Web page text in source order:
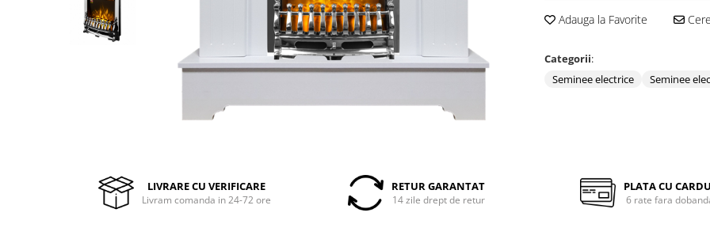
Dezumidificatoare
Aparate de sudura
Adauga la Favorite
Categorii:
Seminee electrice
Seminee
LIVRARE CU VERIFICARE
Livram comanda in 24-72 ore
RETUR GARANTAT
14 zile drept de retur
PLATA CU
6 rate fara